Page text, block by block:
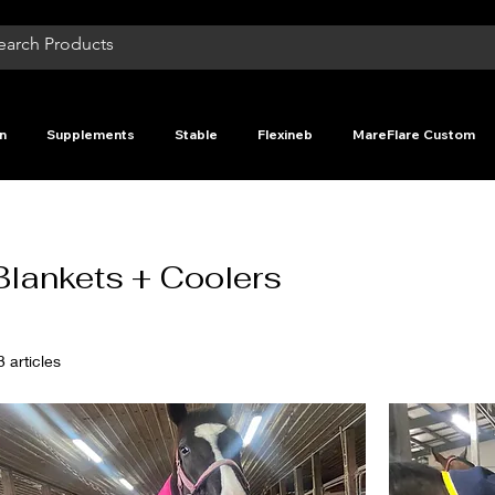
Supplements Stable Flexineb MareFlare Custom
+ Coolers
articles